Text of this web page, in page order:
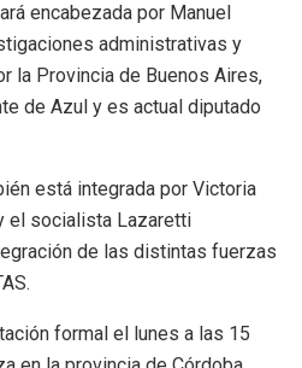
encabezada por Manuel
administrativas y
la Provincia de Buenos Aires,
de Azul y es actual diputado
está integrada por Victoria
el socialista Lazaretti
de las distintas fuerzas
formal el lunes a las 15